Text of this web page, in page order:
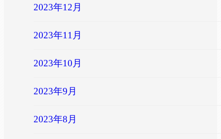
2023年12月
2023年11月
2023年10月
2023年9月
2023年8月